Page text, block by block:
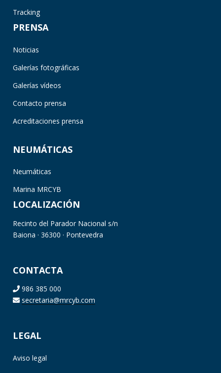
Tracking
PRENSA
Noticias
Galerías fotográficas
Galerías vídeos
Contacto prensa
Acreditaciones prensa
NEUMÁTICAS
Neumáticas
Marina MRCYB
LOCALIZACIÓN
Recinto del Parador Nacional s/n
Baiona · 36300 · Pontevedra
CONTACTA
986 385 000
secretaria@mrcyb.com
LEGAL
Aviso legal